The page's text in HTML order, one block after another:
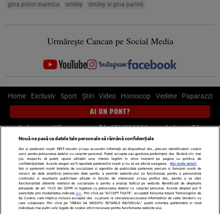
gina pistol mamica
smiley smiley si gina parinti
Urmărește Cancan pe Social Media
Home Exclusiv Sport Știri Video Horoscop Vedete Paparazzi
AI UN PONT?
Scrie-ne pe Whatsapp, sună la 0741226226 sau trimite mail la
pont@cancan.ro
Știri interne Știri externe
Politică
Ultimele stiri
Diete Insula Iubirii Dictionar de vise
LIFE STYLE
Horoscop
Echipa editorială
Termeni si condiții
Politica de confidențialitate
Nouă ne pasă ca datele tale personale să rămână confidențiale
Noi și partenerii noștri 1017stocăm și/sau accesăm informații pe dispozitivul dvs., precum identificatorii cookie
unici pentru prelucrarea datelor cu caracter personal. Puteți accepta sau gestiona preferințele dvs. făcând clic mai
jos, respectiv vă puteți opune utilizării unui interes legitim în orice moment pe pagina cu politica de
confidențialitate. Aceste alegeri vor fi raportate partenerilor noștri și nu vă vor afecta navigarea.
Mai multe detalii
Noi si partenerii nostri (retelele de socializare si agentiile de publicitate partenere, precum si furnizorii nostri de
servicii de date analitice) prelucram date pentru a permite website-ului sa functioneze, pentru a personaliza
continutul si anunturile publicitare afisate in functie de interesele si/sau profilul dvs., pentru a va oferi
functionalitati aferente retelelor de socializare si pentru a analiza traficul pe website. Beneficiati de drepturile
prevazute de art. 15-22 din GDPR in legatura cu prelucrarea datelor cu caracter personal. Aceste drepturi pot fi
exercitate prin modalitatea indicataaici . Prin click pe “ACCEPT TOATE”, acceptati folosirea tuturor Tehnologiilor de
tip Cookie, care implica inclusiv acceptul dvs. cu privire la stocarea/accesarea informatiilor de catre Vendor-ii cu
care colaboram. Prin click pe “VREAU SA MODIFIC SETARILE INDIVIDUAL” puteti schimba preferintele in mod
individual, mai putin cele legate de cookie strict necesare pentru functionarea website-ului.